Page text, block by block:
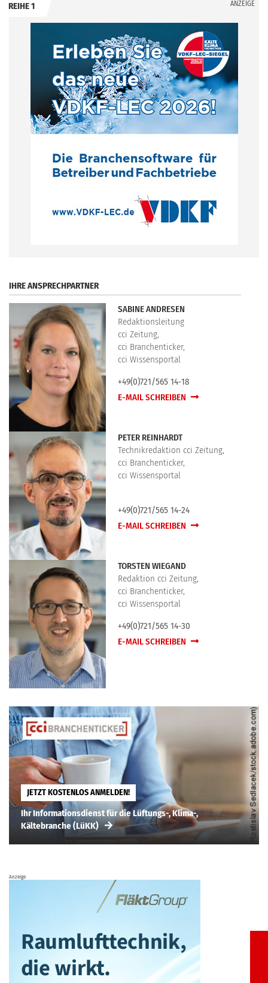
REIHE 1 ANZEIGE
IHRE ANSPRECHPARTNER
SABINE ANDRESEN
Redaktionsleitung
cci Zeitung,
cci Branchenticker,
cci Wissensportal
+49(0)721/565 14-18
E-MAIL SCHREIBEN
PETER REINHARDT
Technikredaktion cci Zeitung,
cci Branchenticker,
cci Wissensportal
+49(0)721/565 14-24
E-MAIL SCHREIBEN
TORSTEN WIEGAND
Redaktion cci Zeitung,
cci Branchenticker,
cci Wissensportal
+49(0)721/565 14-30
E-MAIL SCHREIBEN
JETZT KOSTENLOS ANMELDEN!
Ihr Informationsdienst für die Lüftungs-, Klima-,
Kältebranche (LüKK)
Anzeige